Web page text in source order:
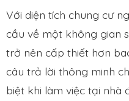
Với diện tích chung cư
cầu về một không gian
trở nên cấp thiết hơn
câu trả lời thông minh
biệt khi làm việc tại nhà